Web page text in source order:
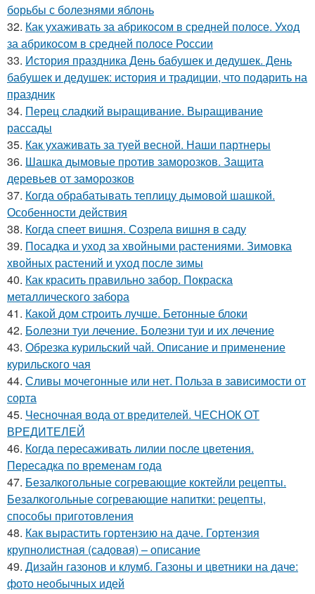
борьбы с болезнями яблонь
32. Как ухаживать за абрикосом в средней полосе. Уход
за абрикосом в средней полосе России
33. История праздника День бабушек и дедушек. День
бабушек и дедушек: история и традиции, что подарить на
праздник
34. Перец сладкий выращивание. Выращивание
рассады
35. Как ухаживать за туей весной. Наши партнеры
36. Шашка дымовые против заморозков. Защита
деревьев от заморозков
37. Когда обрабатывать теплицу дымовой шашкой.
Особенности действия
38. Когда спеет вишня. Созрела вишня в саду
39. Посадка и уход за хвойными растениями. Зимовка
хвойных растений и уход после зимы
40. Как красить правильно забор. Покраска
металлического забора
41. Какой дом строить лучше. Бетонные блоки
42. Болезни туи лечение. Болезни туи и их лечение
43. Обрезка курильский чай. Описание и применение
курильского чая
44. Сливы мочегонные или нет. Польза в зависимости от
сорта
45. Чесночная вода от вредителей. ЧЕСНОК ОТ
ВРЕДИТЕЛЕЙ
46. Когда пересаживать лилии после цветения.
Пересадка по временам года
47. Безалкогольные согревающие коктейли рецепты.
Безалкогольные согревающие напитки: рецепты,
способы приготовления
48. Как вырастить гортензию на даче. Гортензия
крупнолистная (садовая) – описание
49. Дизайн газонов и клумб. Газоны и цветники на даче:
фото необычных идей